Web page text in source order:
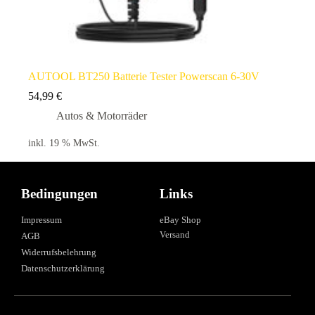
AUTOOL BT250 Batterie Tester Powerscan 6-30V
54,99 €
Autos & Motorräder
inkl. 19 % MwSt.
Bedingungen
Impressum
AGB
Widerrufsbelehrung
Datenschutzerklärung
Links
eBay Shop
Versand